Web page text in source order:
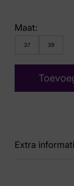
Maat:
37 39
Extra